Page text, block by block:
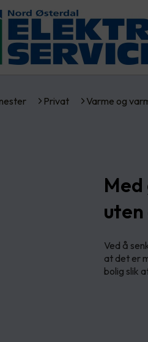
Privat Varme og
Ved å
at det er
bolig slik